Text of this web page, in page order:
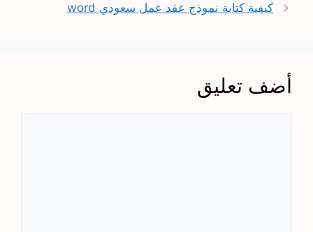
كيفية كتابة نموذج عقد عمل سعودي word
أضف تعليق